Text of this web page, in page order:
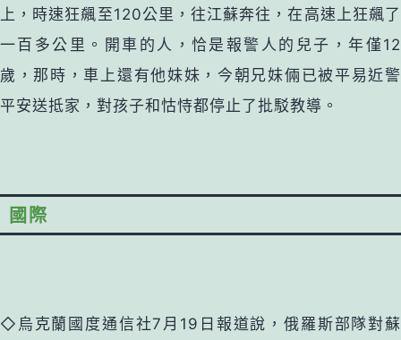
上，時速狂飆至120公里，往江蘇奔往，在高速上狂飆了
一百多公里。開車的人，恰是報警人的兒子，年僅12
歲，那時，車上還有他妹妹，今朝兄妹倆已被平易近警
平安送抵家，對孩子和怙恃都停止了批駁教導。
國際
◇烏克蘭國度通信社7月19日報道說，俄羅斯部隊對蘇